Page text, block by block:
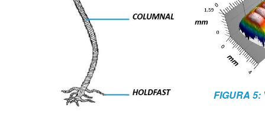
FIGURA 5: